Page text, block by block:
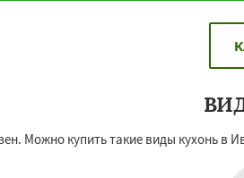
Можно купить такие виды кухонь